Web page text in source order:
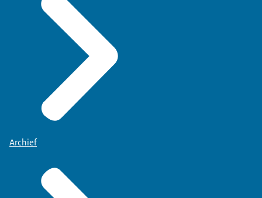
Archief